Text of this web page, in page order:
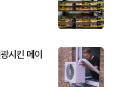
시킨 메이